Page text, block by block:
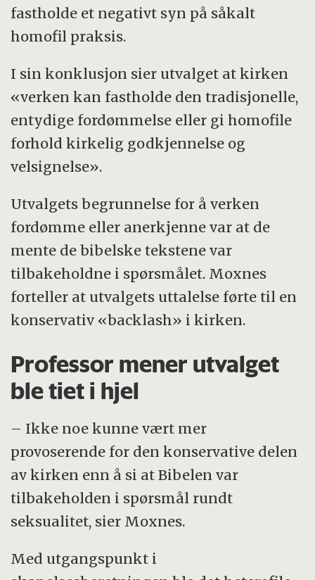
fastholde et negativt syn på såkalt
homofil praksis.
I sin konklusjon sier utvalget at kirken
«verken kan fastholde den tradisjonelle,
entydige fordømmelse eller gi homofile
forhold kirkelig godkjennelse og
velsignelse».
Utvalgets begrunnelse for å verken
fordømme eller anerkjenne var at de
mente de bibelske tekstene var
tilbakeholdne i spørsmålet. Moxnes
forteller at utvalgets uttalelse førte til en
konservativ «backlash» i kirken.
Professor mener utvalget
ble tiet i hjel
– Ikke noe kunne vært mer
provoserende for den konservative delen
av kirken enn å si at Bibelen var
tilbakeholden i spørsmål rundt
seksualitet, sier Moxnes.
Med utgangspunkt i